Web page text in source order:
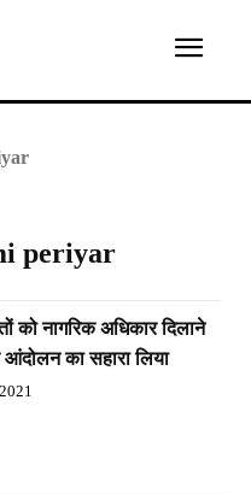
periyar
को नागरिक अधिकार दिलाने
आंदोलन का सहारा लिया